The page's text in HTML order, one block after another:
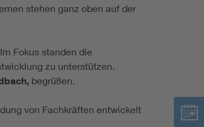
stehen ganz oben auf der
Fokus standen die
zu unterstützen.
begrüßen.
von Fachkräften entwickelt